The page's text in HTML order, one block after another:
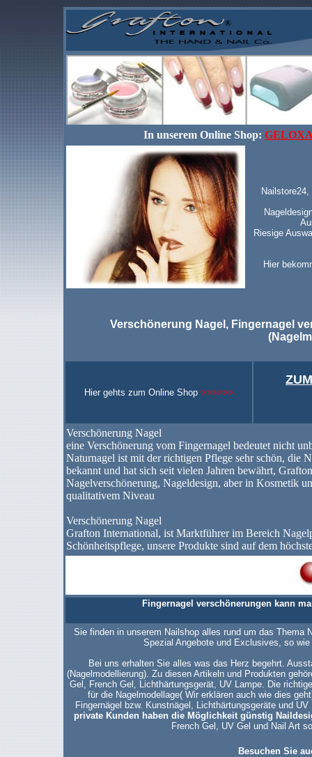
In unserem Online Shop:
Riesige
Hier
Verschönerung Nagel, Fingernagel
Hier gehts zum Online Shop >>>>>>
Verschönerung Nagel
eine Verschönerung vom Fingernagel bedeutet nicht
Naturnagel ist mit der richtigen Pflege sehr schön, die
bekannt und hat sich seit vielen Jahren bewährt,
Nagelverschönerung, Nageldesign, aber in Kosmetik
qualitativem Niveau
Verschönerung Nagel
Grafton International, ist Marktführer im Bereich
Schönheitspflege, unsere Produkte sind auf dem
Fingernagel verschönerungen kann
Sie finden in unserem Nailshop alles rund um das Thema
Spezial Angebote und Exclusives, so
Bei uns erhalten Sie alles was das Herz begehrt.
(Nagelmodellierung). Zu diesen Artikeln und Produkten
Gel, French Gel, Lichthärtungsgerät, UV Lampe. Die
für die Nagelmodellage( Wir erklären auch wie dies
Fingernägel bzw. Kunstnägel, Lichthärtungsgeräte und
private Kunden haben die Möglichkeit günstig
French Gel, UV Gel und Nail Art
Besuchen Sie